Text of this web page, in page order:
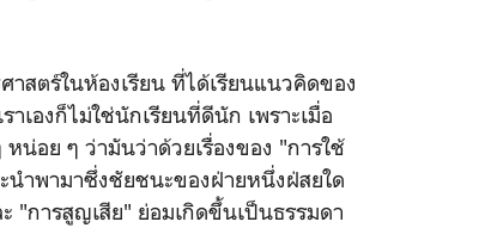
สตร์ในห้องเรียน ที่ได้เรียนแนวคิดของ
เองก็ไม่ใช่นักเรียนที่ดีนัก เพราะเมื่อ
น่อย ๆ ว่ามันว่าด้วยเรื่องของ "การใช้
นำพามาซึ่งชัยชนะของฝ่ายหนึ่งฝ่สยใด
"การสูญเสีย" ย่อมเกิดขึ้นเป็นธรรมดา